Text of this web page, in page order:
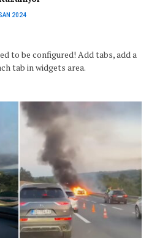
2024
to be configured! Add tabs, add a
tab in widgets area.